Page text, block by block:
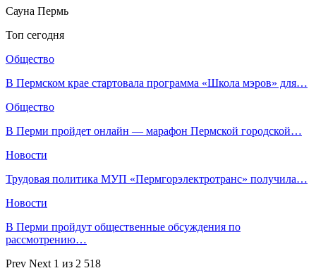
Сауна Пермь
Топ сегодня
Общество
В Пермском крае стартовала программа «Школа мэров» для…
Общество
В Перми пройдет онлайн — марафон Пермской городской…
Новости
Трудовая политика МУП «Пермгорэлектротранс» получила…
Новости
В Перми пройдут общественные обсуждения по
рассмотрению…
Prev Next 1 из 2 518